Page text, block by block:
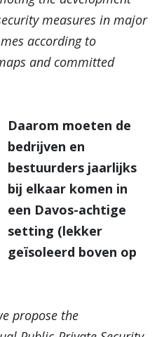
measures in major
according to
and committed
Daarom moeten de
bedrijven en
bestuurders jaarlijks
bij elkaar komen in
een Davos-achtige
setting (lekker
geïsoleerd boven op
propose the